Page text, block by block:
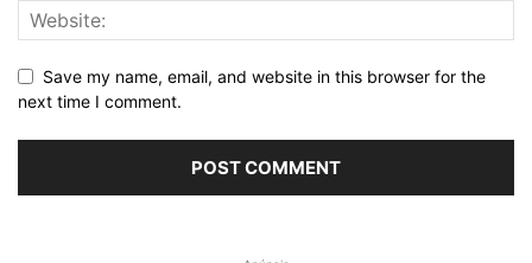
Save my name, email, and website in this browser for the
next time I comment.